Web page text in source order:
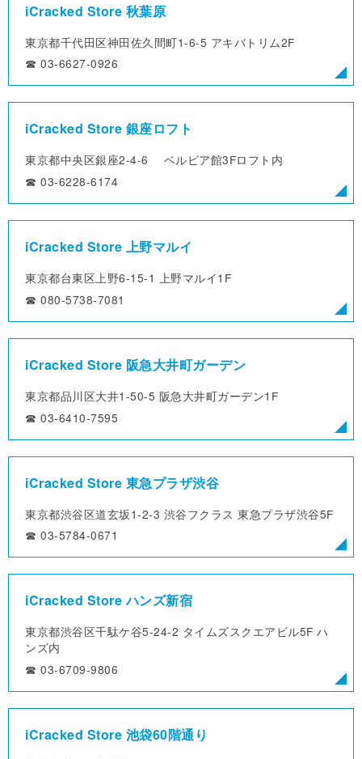
iCracked Store 秋葉原
東京都千代田区神田佐久間町1-6-5 アキバトリム2F
☎︎ 03-6627-0926
iCracked Store 銀座ロフト
東京都中央区銀座2-4-6
ベルビア館3Fロフト内
☎︎ 03-6228-6174
iCracked Store 上野マルイ
東京都台東区上野6-15-1 上野マルイ1F
☎︎ 080-5738-7081
iCracked Store 阪急大井町ガーデン
東京都品川区大井1-50-5 阪急大井町ガーデン1F
☎︎ 03-6410-7595
iCracked Store 東急プラザ渋谷
東京都渋谷区道玄坂1-2-3 渋谷フクラス 東急プラザ渋谷5F
☎︎ 03-5784-0671
iCracked Store ハンズ新宿
東京都渋谷区千駄ケ谷5-24-2 タイムズスクエアビル5F ハ
ンズ内
☎︎ 03-6709-9806
iCracked Store 池袋60階通り